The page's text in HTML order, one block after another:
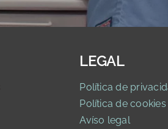
LEGAL
Política de privaci
Política de cookies
Avíso legal